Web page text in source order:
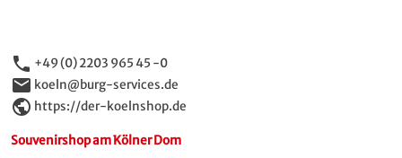
phone +49 (0) 2203 965 45 -0
email koeln@burg-services.de
public https://der-koelnshop.de
Souvenirshop am Kölner Dom